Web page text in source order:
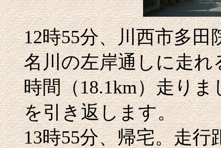
12時55分、川西市多
名川の左岸通しに走
時間（18.1km）走り
を引き返します。
13時55分、帰宅。走行